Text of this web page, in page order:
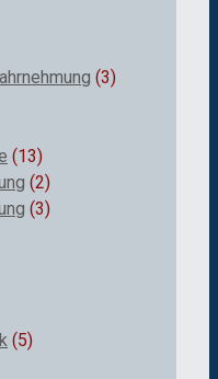
(3)
(13)
(2)
(3)
(5)